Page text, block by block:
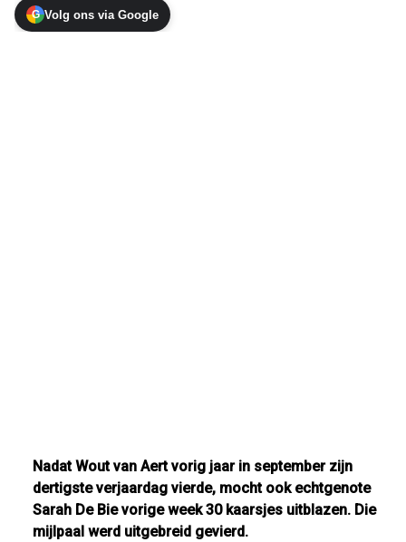
G Volg ons via Google
Nadat Wout van Aert vorig jaar in september zijn
dertigste verjaardag vierde, mocht ook echtgenote
Sarah De Bie vorige week 30 kaarsjes uitblazen. Die
mijlpaal werd uitgebreid gevierd.